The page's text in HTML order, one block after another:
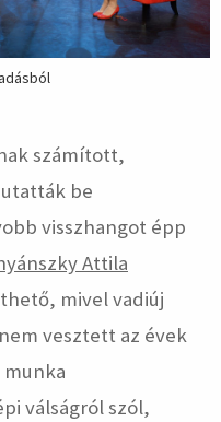
számított,
be
visszhangot épp
Attila
mivel vadiúj
vesztett az évek
válságról szól,